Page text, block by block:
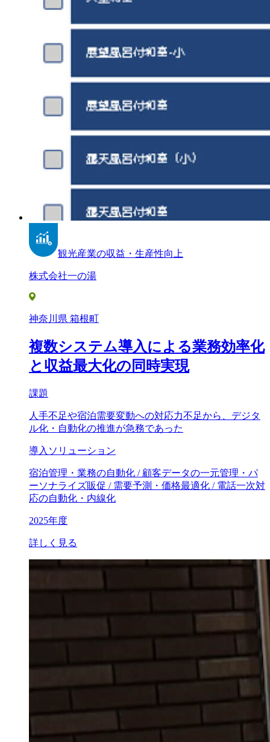
観光産業の収益・生産性向上
株式会社一の湯
神奈川県 箱根町
複数システム導入による業務効率化
と収益最大化の同時実現
課題
人手不足や宿泊需要変動への対応力不足から、デジタ
ル化・自動化の推進が急務であった
導入ソリューション
宿泊管理・業務の自動化 / 顧客データの一元管理・パ
ーソナライズ販促 / 需要予測・価格最適化 / 電話一次対
応の自動化・内線化
2025年度
詳しく見る